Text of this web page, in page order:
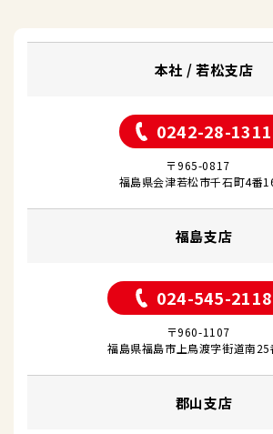
本社 / 若松支店
0242-28-1311
〒965-0817
福島県会津若松市千石町4番
福島支店
024-545-2118
〒960-1107
福島県福島市上鳥渡字街道南25
郡山支店